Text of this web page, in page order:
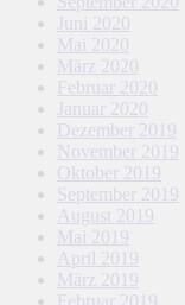
Juni 2020
Mai 2020
März 2020
Februar 2020
Januar 2020
Dezember 2019
November 2019
Oktober 2019
September 2019
August 2019
Mai 2019
April 2019
März 2019